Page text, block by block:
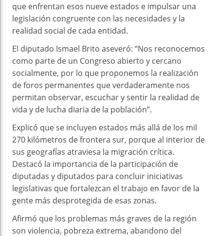
que enfrentan esos nueve estados e impulsar una
legislación congruente con las necesidades y la
realidad social de cada entidad.
El diputado Ismael Brito aseveró: “Nos reconocemos
como parte de un Congreso abierto y cercano
socialmente, por lo que proponemos la realización
de foros permanentes que verdaderamente nos
permitan observar, escuchar y sentir la realidad de
vida y de lucha diaria de la población”.
Explicó que se incluyen estados más allá de los mil
270 kilómetros de frontera sur, porque al interior de
sus geografías atraviesa la migración crítica.
Destacó la importancia de la participación de
diputadas y diputados para concluir iniciativas
legislativas que fortalezcan el trabajo en favor de la
gente más desprotegida de esas zonas.
Afirmó que los problemas más graves de la región
son violencia, pobreza extrema, abandono del